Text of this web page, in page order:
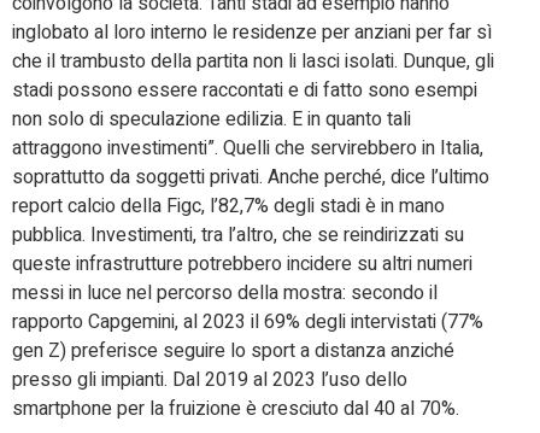
inglobato al loro interno le residenze per anziani per far sì
che il trambusto della partita non li lasci isolati. Dunque, gli
stadi possono essere raccontati e di fatto sono esempi
non solo di speculazione edilizia. E in quanto tali
attraggono investimenti”. Quelli che servirebbero in Italia,
soprattutto da soggetti privati. Anche perché, dice l’ultimo
report calcio della Figc, l’82,7% degli stadi è in mano
pubblica. Investimenti, tra l’altro, che se reindirizzati su
queste infrastrutture potrebbero incidere su altri numeri
messi in luce nel percorso della mostra: secondo il
rapporto Capgemini, al 2023 il 69% degli intervistati (77%
gen Z) preferisce seguire lo sport a distanza anziché
presso gli impianti. Dal 2019 al 2023 l’uso dello
smartphone per la fruizione è cresciuto dal 40 al 70%.